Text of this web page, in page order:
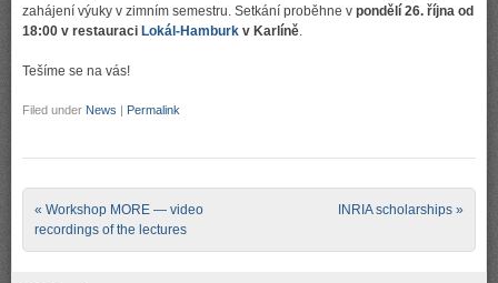
zahájení výuky v zimním semestru. Setkání proběhne v pondělí 26. října od
18:00 v restauraci Lokál-Hamburk v Karlíně.
Tešíme se na vás!
Filed under News | Permalink
Post navigation
« Workshop MORE — video
recordings of the lectures
INRIA scholarships »